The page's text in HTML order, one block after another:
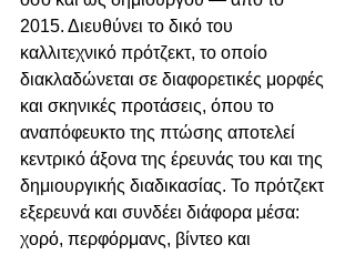
2015. Διευθύνει το δικό του
καλλιτεχνικό πρότζεκτ, το οποίο
διακλαδώνεται σε διαφορετικές μορφές
και σκηνικές προτάσεις, όπου το
αναπόφευκτο της πτώσης αποτελεί
κεντρικό άξονα της έρευνάς του και της
δημιουργικής διαδικασίας. Το πρότζεκτ
εξερευνά και συνδέει διάφορα μέσα:
χορό, περφόρμανς, βίντεο και